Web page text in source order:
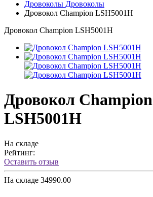
Дровоколы Дровоколы
Дровокол Champion LSH5001H
Дровокол Champion LSH5001H
Дровокол Champion
LSH5001H
На складе
Рейтинг:
Оставить отзыв
На складе 34990.00